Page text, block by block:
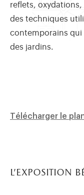
reflets,
des techniques
contemporains
des jardins.
Télécharger le
l’exposition